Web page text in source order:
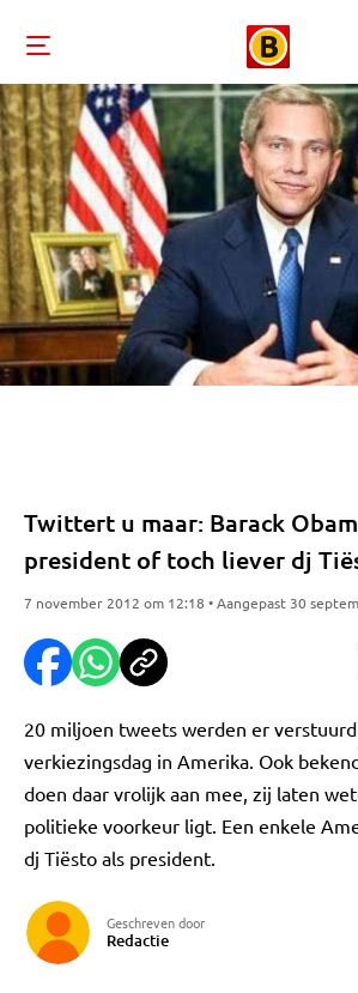
Twittert u maar: Barack
president of toch liever dj
7 november 2012 om 12:18 • Aangepast 30
20 miljoen tweets werden er
verkiezingsdag in Amerika. Ook
doen daar vrolijk aan mee, zij laten
politieke voorkeur ligt. Een enkele
dj Tiësto als president.
Geschreven door
Redactie